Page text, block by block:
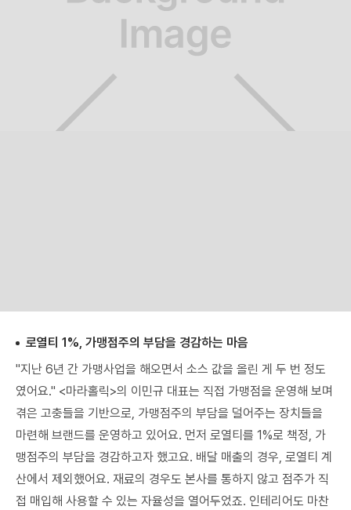
로열티 1%, 가맹점주의 부담을 경감하는 마음
"지난 6년 간 가맹사업을 해오면서 소스 값을 올린 게 두 번 정도
였어요." <마라홀릭>의 이민규 대표는 직접 가맹점을 운영해 보며
겪은 고충들을 기반으로, 가맹점주의 부담을 덜어주는 장치들을
마련해 브랜드를 운영하고 있어요. 먼저 로열티를 1%로 책정, 가
맹점주의 부담을 경감하고자 했고요. 배달 매출의 경우, 로열티 계
산에서 제외했어요. 재료의 경우도 본사를 통하지 않고 점주가 직
접 매입해 사용할 수 있는 자율성을 열어두었죠. 인테리어도 마찬